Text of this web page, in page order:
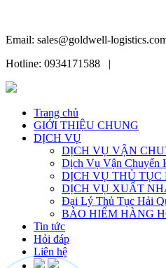
Email: sales@goldwell-
Hotline: 0934171588 |
Trang chủ
GIỚI THIỆU CHUNG
DỊCH VỤ
DỊCH VỤ VẬN
Dịch Vụ Vận Chuyển
DỊCH VỤ THỦ TỤC
DỊCH VỤ XUẤT
Đại Lý Thủ Tục Hải
BẢO HIỂM HÀNG
Tin tức
Hỏi đáp
Liên hệ